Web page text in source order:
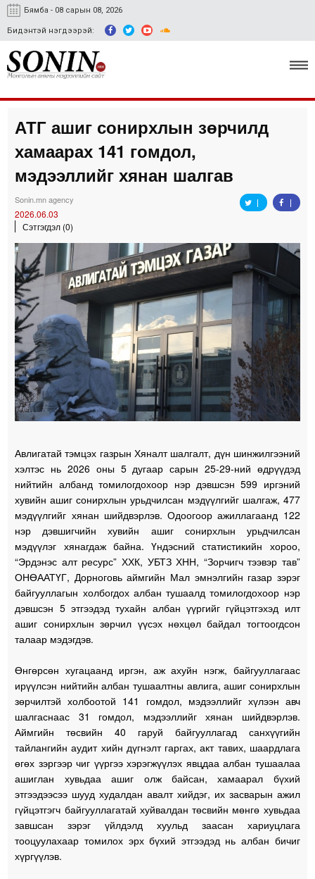
Бямба - 08 сарын 08, 2026
Бидэнтэй нэгдээрэй:
Улс төр, эдийн засаг
Гэмт хэрэг
Easy news
АТГ ашиг сонирхлын зөрчилд
хамаарах 141 гомдол,
мэдээллийг хянан шалгав
Sonin.mn agency
2026.06.03
Сэтгэгдэл (0)
Авлигатай тэмцэх газрын Хяналт шалгалт, дүн шинжилгээний
хэлтэс нь 2026 оны 5 дугаар сарын 25-29-ний өдрүүдэд
нийтийн албанд томилогдохоор нэр дэвшсэн 599 иргэний
хувийн ашиг сонирхлын урьдчилсан мэдүүлгийг шалгаж, 477
мэдүүлгийг хянан шийдвэрлэв. Одоогоор ажиллагаанд 122
нэр дэвшигчийн хувийн ашиг сонирхлын урьдчилсан
мэдүүлэг хянагдаж байна. Үндэсний статистикийн хороо,
“Эрдэнэс алт ресурс” ХХК, УБТЗ ХНН, “Зорчигч тээвэр тав”
ОНӨААТҮГ, Дорноговь аймгийн Мал эмнэлгийн газар зэрэг
байгууллагын холбогдох албан тушаалд томилогдохоор нэр
дэвшсэн 5 этгээдэд тухайн албан үүргийг гүйцэтгэхэд илт
ашиг сонирхлын зөрчил үүсэх нөхцөл байдал тогтоогдсон
талаар мэдэгдэв.
Өнгөрсөн хугацаанд иргэн, аж ахуйн нэгж, байгууллагаас
ирүүлсэн нийтийн албан тушаалтны авлига, ашиг сонирхлын
зөрчилтэй холбоотой 141 гомдол, мэдээллийг хүлээн авч
шалгаснаас 31 гомдол, мэдээллийг хянан шийдвэрлэв.
Аймгийн төсвийн 40 гаруй байгууллагад санхүүгийн
тайлангийн аудит хийн дүгнэлт гаргах, акт тавих, шаардлага
өгөх зэргээр чиг үүргээ хэрэгжүүлэх явцдаа албан тушаалаа
ашиглан хувьдаа ашиг олж байсан, хамаарал бүхий
этгээдээсээ шууд худалдан авалт хийдэг, их засварын ажил
гүйцэтгэгч байгууллагатай хуйвалдан төсвийн мөнгө хувьдаа
завшсан зэрэг үйлдэлд хуульд заасан хариуцлага
тооцуулахаар томилох эрх бүхий этгээдэд нь албан бичиг
хүргүүлэв.